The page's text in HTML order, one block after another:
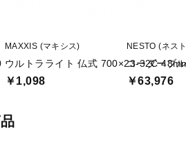
MAXXIS (マキシス)
ウルトラライト 仏式 700×23-32C
￥1,098
NESTO (ネス
コーダーブ
￥63,976